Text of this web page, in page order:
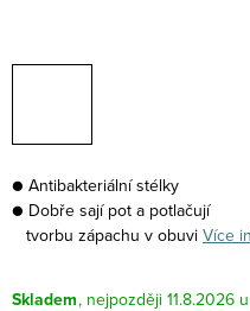
● Antibakteriální stélky
● Dobře sají pot a potlačují
tvorbu zápachu v obuvi Více
Skladem 11.8.2026